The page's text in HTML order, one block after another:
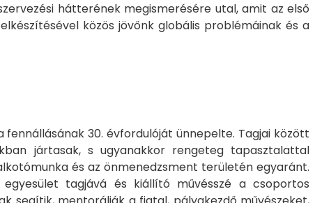
hátterének megismerésére utal, amit az első
közös jövőnk globális problémáinak és a
30. évfordulóját ünnepelte. Tagjai között
jártasak, s ugyanakkor rengeteg tapasztalattal
és az önmenedzsment területén egyaránt.
tagjává és kiállító művésszé a csoportos